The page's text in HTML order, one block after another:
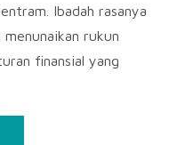
Ibadah rasanya
rukun
finansial yang